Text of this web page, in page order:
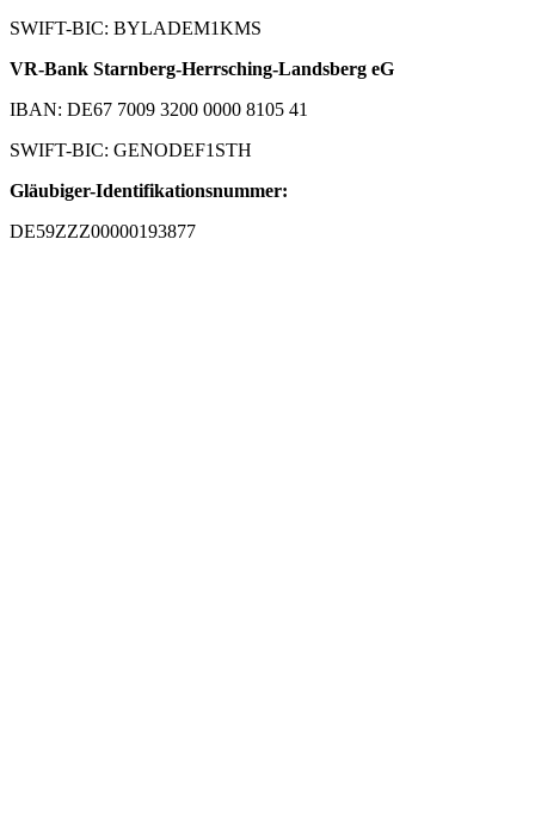
SWIFT-BIC: BYLADEM1KMS
VR-Bank Starnberg-Herrsching-Landsberg eG
IBAN: DE67 7009 3200 0000 8105 41
SWIFT-BIC: GENODEF1STH
Gläubiger-Identifikationsnummer:
DE59ZZZ00000193877